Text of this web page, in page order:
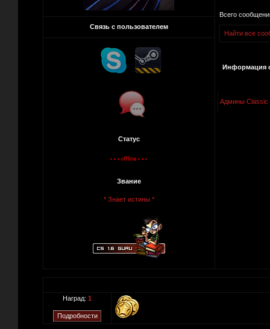
Всего
Найти все
Информация
Админы Classic
Связь с пользователем
Статус
Звание
* Знает истины *
Наград: 1